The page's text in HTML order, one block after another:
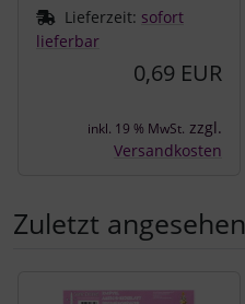
Lieferzeit: sofort
lieferbar
0,69 EUR
inkl. 19 % MwSt. zzgl.
Versandkosten
Zuletzt angesehen